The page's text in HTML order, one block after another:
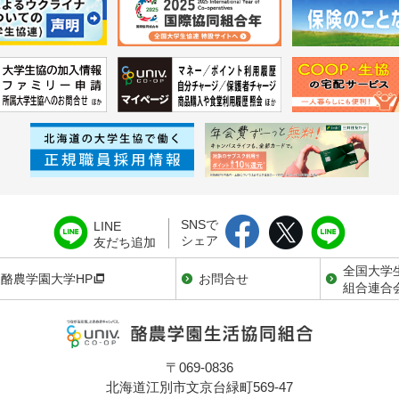
LINE
友だち追加
SNSで
シェア
酪農学園大学HP お問合せ
全国大学
組合連合
〒069-0836
北海道江別市文京台緑町569-47